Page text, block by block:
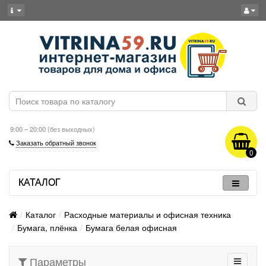
9:00 – 20:00 (без выходных)
Заказать обратный звонок
0
КАТАЛОГ
Каталог
Расходные материалы и офисная техника
Бумага, плёнка
Бумага белая офисная
Параметры